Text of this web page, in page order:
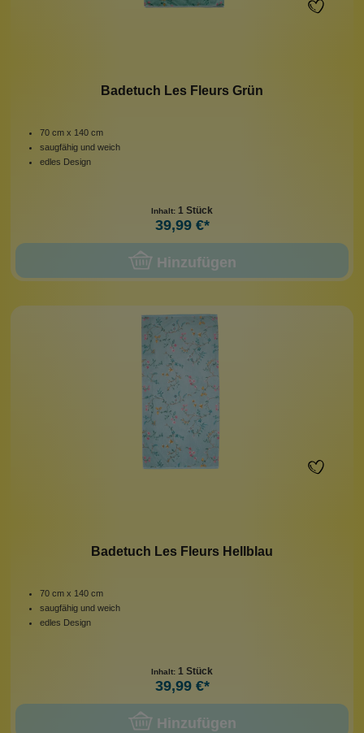
Badetuch Les Fleurs Grün
70 cm x 140 cm
saugfähig und weich
edles Design
Inhalt: 1 Stück
39,99 €*
Hinzufügen
Badetuch Les Fleurs Hellblau
70 cm x 140 cm
saugfähig und weich
edles Design
Inhalt: 1 Stück
39,99 €*
Hinzufügen